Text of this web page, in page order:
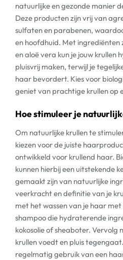
natuurlijke en gezonde manier
Deze producten zijn vrij van
sulfaten en parabenen,
en hoofdhuid. Met ingrediënten
en aloë vera kun je jouw krullen
pluisvrij maken, terwijl je
haar bevordert. Kies voor
geniet van prachtige krullen op
Hoe stimuleer je
Om natuurlijke krullen te
kiezen voor de juiste
ontwikkeld voor krullend haar.
kunnen hierbij een uitstekende
gemaakt zijn van natuurlijke
veerkracht en definitie van je
met het wassen van je haar
shampoo die hydraterende
kokosolie of sheaboter. Vervolg
krullen voedt en pluis
regelmatig gebruik van een